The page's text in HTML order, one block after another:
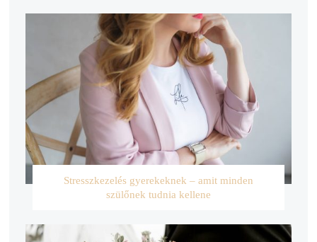
Stresszkezelés gyerekeknek – amit minden
szülőnek tudnia kellene